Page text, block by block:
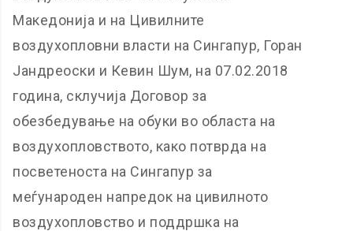
Македонија и на Цивилните
воздухопловни власти на Сингапур, Горан
Јандреоски и Кевин Шум, на 07.02.2018
година, склучија Договор за
обезбедување на обуки во областа на
воздухопловството, како потврда на
посветеноста на Сингапур за
меѓународен напредок на цивилното
воздухопловство и поддршка на